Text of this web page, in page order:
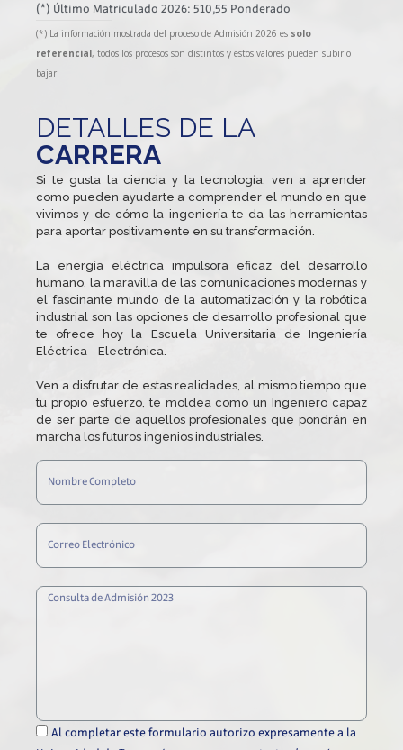
(*) Último Matriculado 2026: 510,55 Ponderado
(*) La información mostrada del proceso de Admisión 2026 es solo
referencial, todos los procesos son distintos y estos valores pueden subir o
bajar.
DETALLES DE LA
CARRERA
Si te gusta la ciencia y la tecnología, ven a aprender
como pueden ayudarte a comprender el mundo en que
vivimos y de cómo la ingeniería te da las herramientas
para aportar positivamente en su transformación.
La energía eléctrica impulsora eficaz del desarrollo
humano, la maravilla de las comunicaciones modernas y
el fascinante mundo de la automatización y la robótica
industrial son las opciones de desarrollo profesional que
te ofrece hoy la Escuela Universitaria de Ingeniería
Eléctrica - Electrónica.
Ven a disfrutar de estas realidades, al mismo tiempo que
tu propio esfuerzo, te moldea como un Ingeniero capaz
de ser parte de aquellos profesionales que pondrán en
marcha los futuros ingenios industriales.
Al completar este formulario autorizo expresamente a la